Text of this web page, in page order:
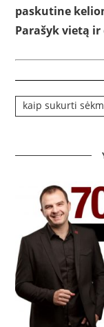
paskutine
Parašyk vietą ir
kaip sukurti